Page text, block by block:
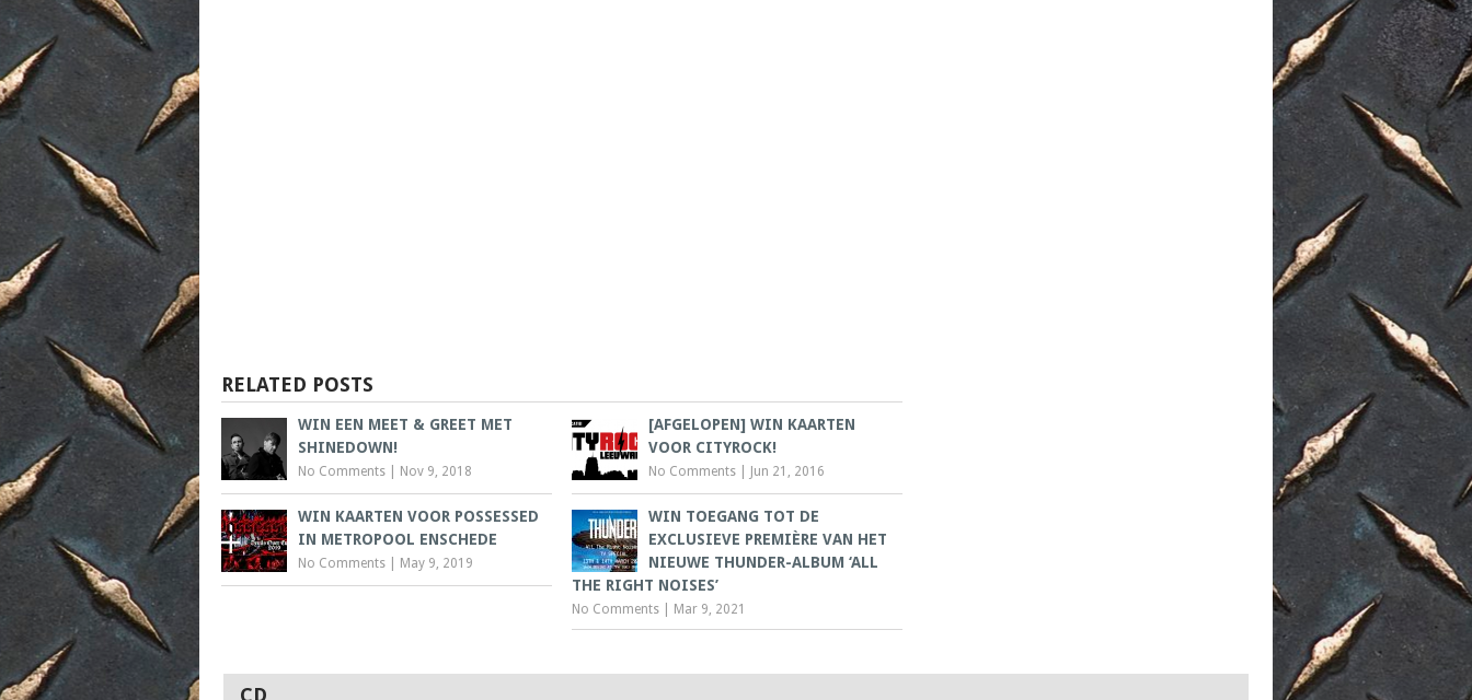
RELATED POSTS
WIN EEN MEET & GREET MET
SHINEDOWN!
No Comments Nov 9, 2018
[AFGELOPEN] WIN KAARTEN
VOOR CITYROCK!
No Comments Jun 21, 2016
WIN KAARTEN VOOR POSSESSED
IN METROPOOL ENSCHEDE
No Comments May 9, 2019
WIN TOEGANG TOT DE
EXCLUSIEVE PREMIÈRE VAN HET
NIEUWE THUNDER-ALBUM ‘ALL
THE RIGHT NOISES’
No Comments Mar 9, 2021
CD